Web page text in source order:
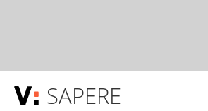
SAPERE